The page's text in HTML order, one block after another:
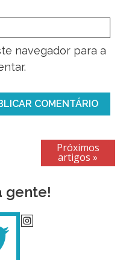
navegador para a
Próximos
artigos »
gente!